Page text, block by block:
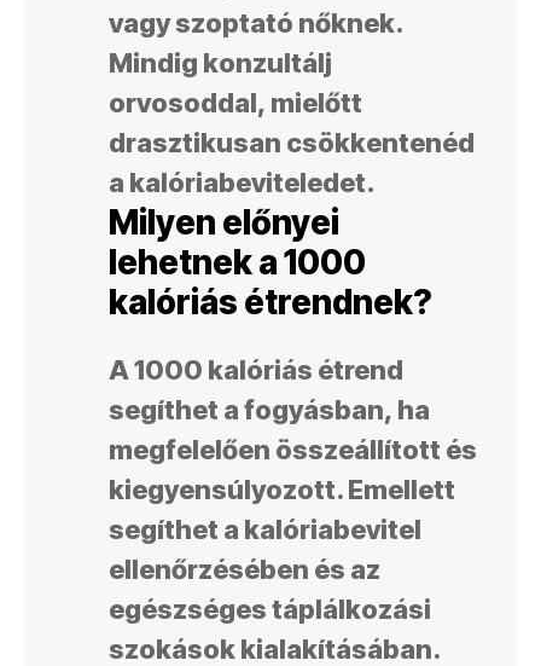
vagy szoptató nőknek.
Mindig konzultálj
orvosoddal, mielőtt
drasztikusan csökkentenéd
a kalóriabeviteledet.
Milyen előnyei
lehetnek a 1000
kalóriás étrendnek?
A 1000 kalóriás étrend
segíthet a fogyásban, ha
megfelelően összeállított és
kiegyensúlyozott. Emellett
segíthet a kalóriabevitel
ellenőrzésében és az
egészséges táplálkozási
szokások kialakításában.